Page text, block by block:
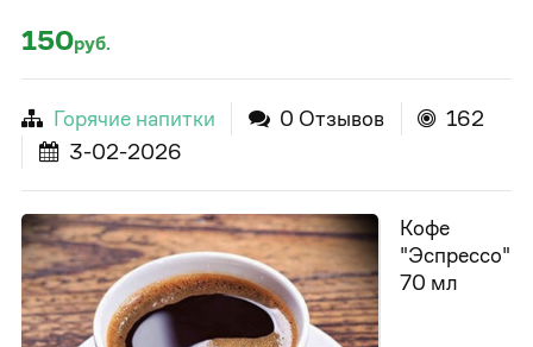
150руб.
Горячие напитки 0 Отзывов
162
3-02-2026
Кофе
"Эспрессо"
70 мл